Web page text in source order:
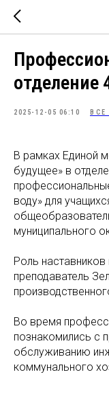
отделение
2025-12-05 06:10
В рамках Единой
будущее» в
воду» для
муниципального
Роль наставников
преподаватель
Во время
познакомились с
обслуживанию
коммунального